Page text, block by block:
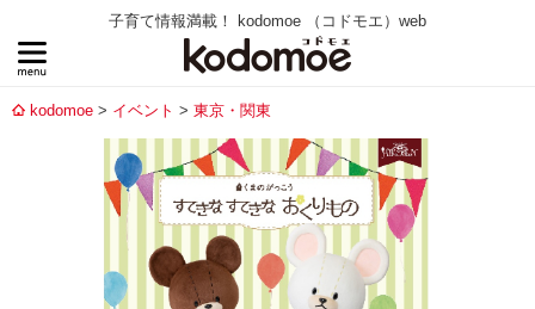
子育て情報満載！ kodomoe （コドモエ）web
kodomoe イベント 東京・関東